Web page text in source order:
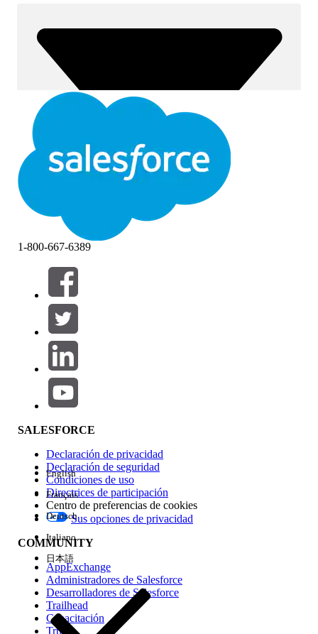
Filtros (0)
SELECCIONAR FILTROS
Área de productos
Repercusión de función
Edición
Experiencia
1-800-667-6389
SALESFORCE
Declaración de privacidad
Declaración de seguridad
Condiciones de uso
Directrices de participación
Centro de preferencias de cookies
Sus opciones de privacidad
COMMUNITY
AppExchange
Administradores de Salesforce
Desarrolladores de Salesforce
Trailhead
Capacitación
Trust
English
Français
Deutsch
Italiano
日本語